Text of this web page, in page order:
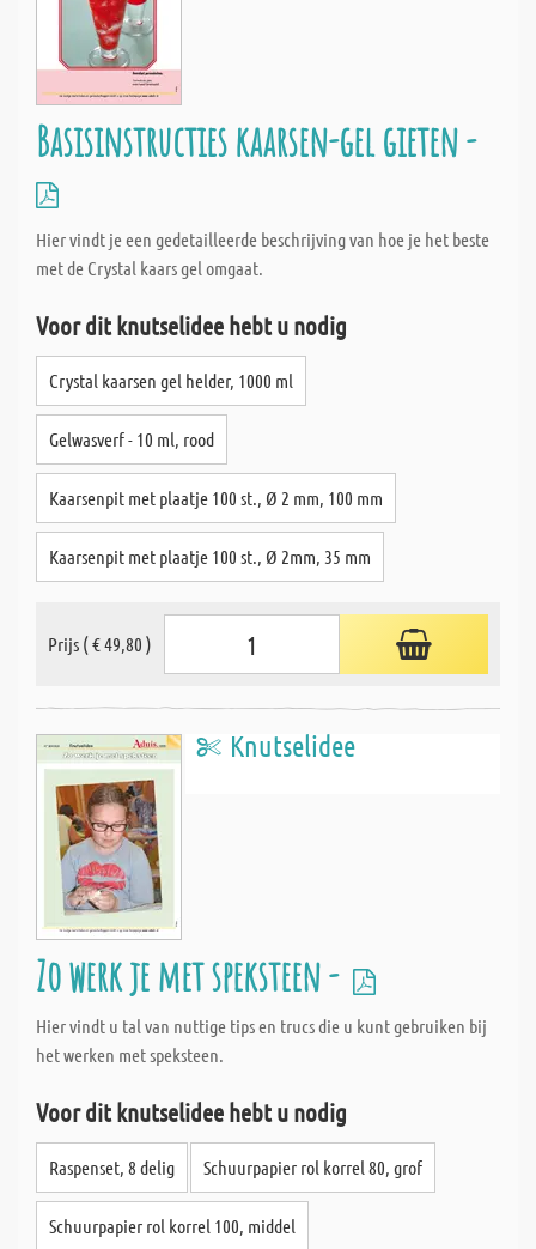
Basisinstructies kaarsen-gel gieten -
Hier vindt je een gedetailleerde beschrijving van hoe je het beste
met de Crystal kaars gel omgaat.
Voor dit knutselidee hebt u nodig
Crystal kaarsen gel helder, 1000 ml
Gelwasverf - 10 ml, rood
Kaarsenpit met plaatje 100 st., Ø 2 mm, 100 mm
Kaarsenpit met plaatje 100 st., Ø 2mm, 35 mm
Prijs ( € 49,80 )
Knutselidee
Zo werk je met speksteen -
Hier vindt u tal van nuttige tips en trucs die u kunt gebruiken bij
het werken met speksteen.
Voor dit knutselidee hebt u nodig
Raspenset, 8 delig Schuurpapier rol korrel 80, grof
Schuurpapier rol korrel 100, middel